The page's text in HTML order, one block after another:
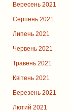
Вересень 2021
Серпень 2021
Липень 2021
Червень 2021
Травень 2021
Квітень 2021
Березень 2021
Лютий 2021